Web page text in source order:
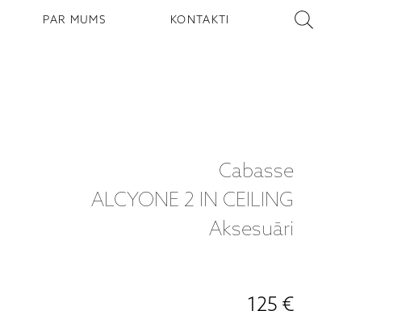
PAR MUMS KONTAKTI
Cabasse
ALCYONE 2 IN CEILING
Aksesuāri
125 €